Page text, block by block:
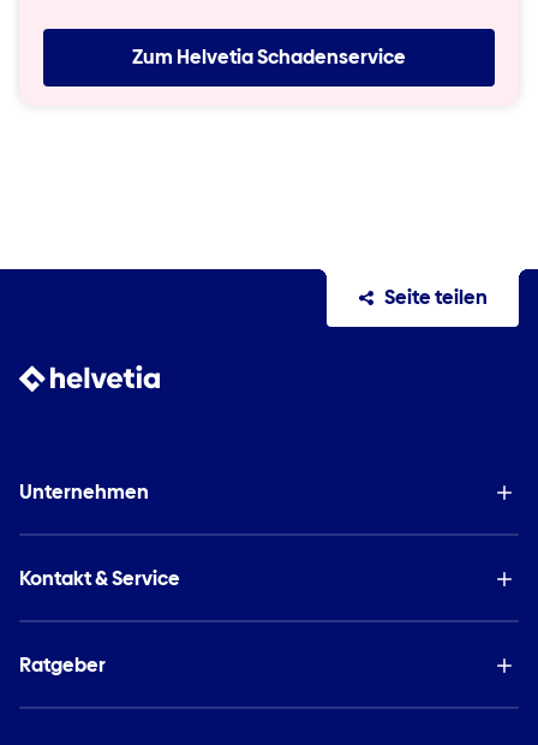
Zum Helvetia Schadenservice
Seite teilen
Unternehmen
Kontakt & Service
Ratgeber